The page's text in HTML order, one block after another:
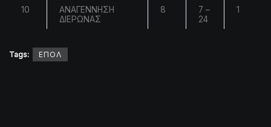
10
ΑΝΑΓΕΝΝΗΣΗ
ΔΙΕΡΩΝΑΣ
8
7 –
24
1
Tags: ΕΠΟΛ